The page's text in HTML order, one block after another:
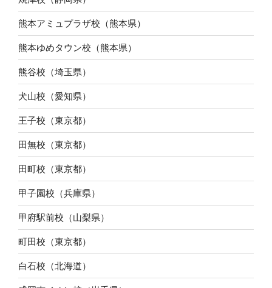
熊本アミュプラザ校（熊本県）
熊本ゆめタウン校（熊本県）
熊谷校（埼玉県）
犬山校（愛知県）
王子校（東京都）
田無校（東京都）
田町校（東京都）
甲子園校（兵庫県）
甲府駅前校（山梨県）
町田校（東京都）
白石校（北海道）